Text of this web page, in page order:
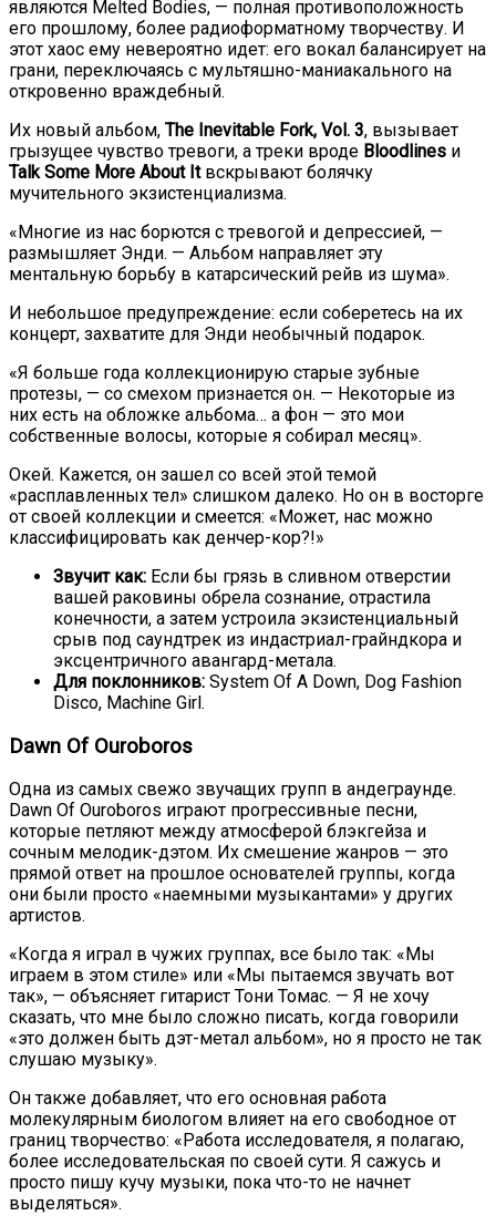
являются Melted Bodies, — полная противоположность
его прошлому, более радиоформатному творчеству. И
этот хаос ему невероятно идет: его вокал балансирует на
грани, переключаясь с мультяшно-маниакального на
откровенно враждебный.
Их новый альбом, The Inevitable Fork, Vol. 3, вызывает
грызущее чувство тревоги, а треки вроде Bloodlines и
Talk Some More About Itвскрывают болячку
мучительного экзистенциализма.
«Многие из нас борются с тревогой и депрессией, —
размышляет Энди. — Альбом направляет эту
ментальную борьбу в катарсический рейв из шума».
И небольшое предупреждение: если соберетесь на их
концерт, захватите для Энди необычный подарок.
«Я больше года коллекционирую старые зубные
протезы, — со смехом признается он. — Некоторые из
них есть на обложке альбома… а фон — это мои
собственные волосы, которые я собирал месяц».
Окей. Кажется, он зашел со всей этой темой
«расплавленных тел» слишком далеко. Но он в восторге
от своей коллекции и смеется: «Может, нас можно
классифицировать как денчер-кор?!»
Звучит как: Если бы грязь в сливном отверстии
вашей раковины обрела сознание, отрастила
конечности, а затем устроила экзистенциальный
срыв под саундтрек из индастриал-грайндкора и
эксцентричного авангард-метала.
Для поклонников: System Of A Down, Dog Fashion
Disco, Machine Girl.
Dawn Of Ouroboros
Одна из самых свежо звучащих групп в андеграунде.
Dawn Of Ouroboros играют прогрессивные песни,
которые петляют между атмосферой блэкгейза и
сочным мелодик-дэтом. Их смешение жанров — это
прямой ответ на прошлое основателей группы, когда
они были просто «наемными музыкантами» у других
артистов.
«Когда я играл в чужих группах, все было так: «Мы
играем в этом стиле» или «Мы пытаемся звучать вот
так», — объясняет гитарист Тони Томас. — Я не хочу
сказать, что мне было сложно писать, когда говорили
«это должен быть дэт-метал альбом», но я просто не так
слушаю музыку».
Он также добавляет, что его основная работа
молекулярным биологом влияет на его свободное от
границ творчество: «Работа исследователя, я полагаю,
более исследовательская по своей сути. Я сажусь и
просто пишу кучу музыки, пока что-то не начнет
выделяться».